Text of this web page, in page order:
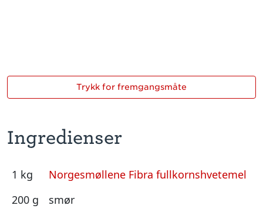
Ingredienser
1 kg
Norgesmøllene Fibra fullkornshvetemel
200 g
smør
Trykk for fremgangsmåte